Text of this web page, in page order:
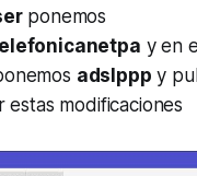
ponemos
y en
adslppp y
estas modificaciones